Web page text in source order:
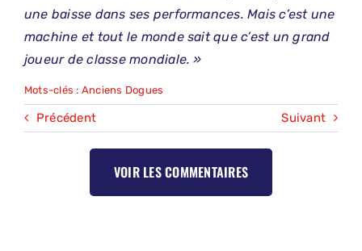
une baisse dans ses performances. Mais c’est une
machine et tout le monde sait que c’est un grand
joueur de classe mondiale. »
Mots-clés : Anciens Dogues
Précédent Suivant
VOIR LES COMMENTAIRES